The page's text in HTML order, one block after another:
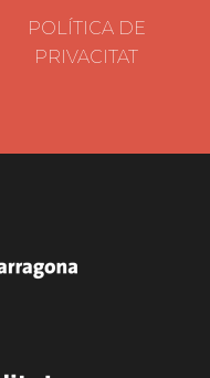
POLÍTICA DE
PRIVACITAT